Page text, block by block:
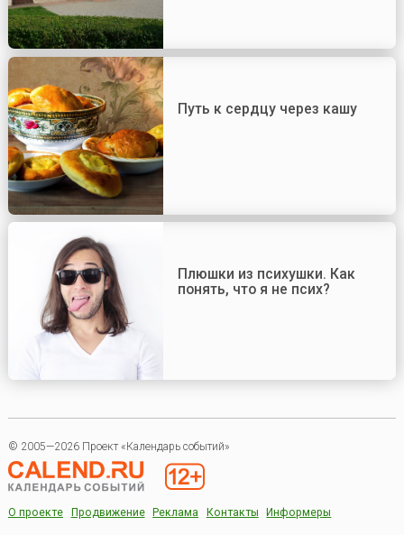
Путь к сердцу через кашу
Плюшки из психушки. Как
понять, что я не псих?
© 2005—2026 Проект «Календарь событий»
О проекте Продвижение Реклама Контакты Информеры